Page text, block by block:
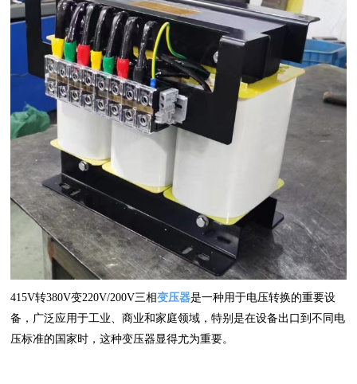
415V转380V变220V/200V三相变压器‌是一种用于电压转换的重要设
备，广泛应用于工业、商业和家庭领域，特别是在设备出口到不同电
压标准的国家时，这种变压器显得尤为重要。